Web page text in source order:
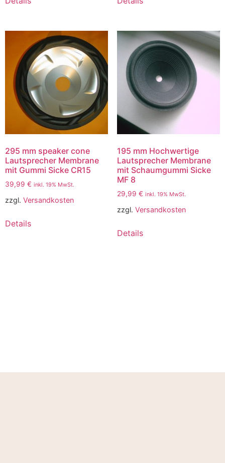
295 mm speaker cone
Lautsprecher Membrane
mit Gummi Sicke CR15
39,99 € inkl. 19% MwSt.
zzgl. Versandkosten
Details
195 mm Hochwertige
Lautsprecher Membrane
mit Schaumgummi Sicke
MF 8
29,99 € inkl. 19% MwSt.
zzgl. Versandkosten
Details